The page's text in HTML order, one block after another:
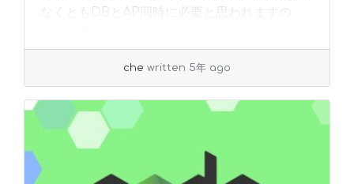
なくともDBとAP同時に必要と思われますの
che written 5年 ago